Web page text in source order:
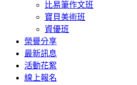
比易筆作文班
寶貝美術班
資優班
榮譽分享
最新訊息
活動花絮
線上報名